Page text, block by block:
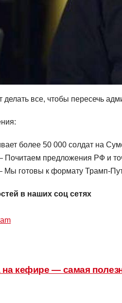
делать все, чтобы пересечь
более 50 000 солдат на
Почитаем предложения РФ и
готовы к формату Трамп-
в наших соц сетях
кефире — самая